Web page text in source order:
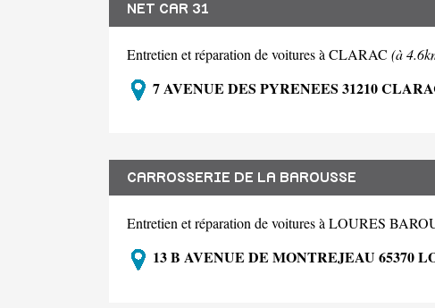
NET CAR 31
Entretien et réparation de voitures à CLARAC (à
7 AVENUE DES PYRENEES 31210
CARROSSERIE DE LA BAROUSSE
Entretien et réparation de voitures à LOURES
13 B AVENUE DE MONTREJEAU 65370